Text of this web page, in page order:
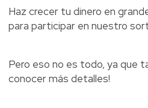
Haz crecer tu dinero en
para participar en nuestro
Pero eso no es todo, ya que
conocer más detalles!